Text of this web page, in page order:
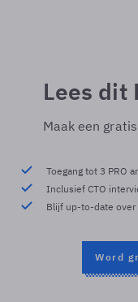
Lees dit
Maak een
Toegang tot 3 PRO
Inclusief CTO
Blijf up-to-date over
Word